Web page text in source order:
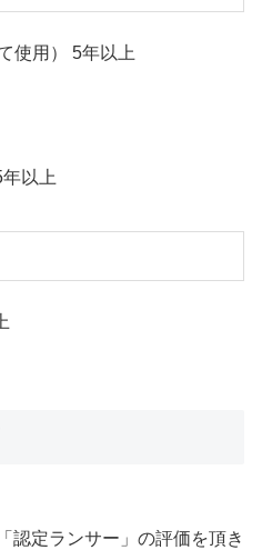
使用） 5年以上
以上
認定ランサー」の評価を頂き